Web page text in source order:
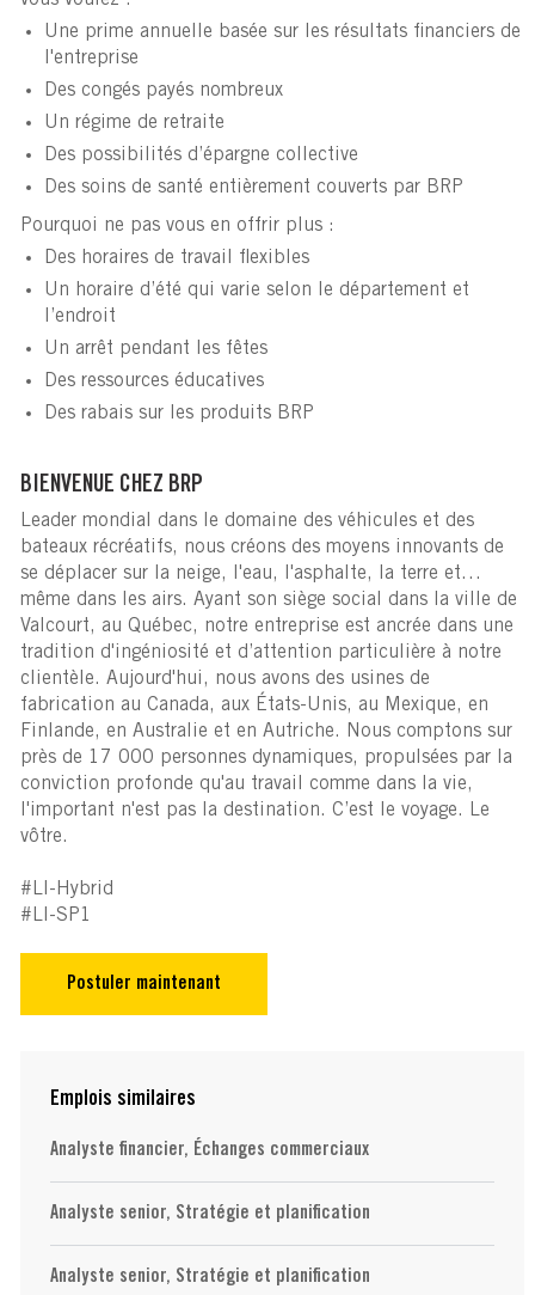
Une prime annuelle basée sur les résultats financiers de
l'entreprise
Des congés payés nombreux
Un régime de retraite
Des possibilités d’épargne collective
Des soins de santé entièrement couverts par BRP
Pourquoi ne pas vous en offrir plus :
Des horaires de travail flexibles
Un horaire d’été qui varie selon le département et
l’endroit
Un arrêt pendant les fêtes
Des ressources éducatives
Des rabais sur les produits BRP
BIENVENUE CHEZ BRP
Leader mondial dans le domaine des véhicules et des
bateaux récréatifs, nous créons des moyens innovants de
se déplacer sur la neige, l'eau, l'asphalte, la terre et…
même dans les airs. Ayant son siège social dans la ville de
Valcourt, au Québec, notre entreprise est ancrée dans une
tradition d'ingéniosité et d’attention particulière à notre
clientèle. Aujourd'hui, nous avons des usines de
fabrication au Canada, aux États-Unis, au Mexique, en
Finlande, en Australie et en Autriche. Nous comptons sur
près de 17 000 personnes dynamiques, propulsées par la
conviction profonde qu'au travail comme dans la vie,
l'important n'est pas la destination. C’est le voyage. Le
vôtre.
#LI-Hybrid
#LI-SP1
Postuler maintenant
Emplois similaires
Analyste financier, Échanges commerciaux
Analyste senior, Stratégie et planification
Analyste senior, Stratégie et planification